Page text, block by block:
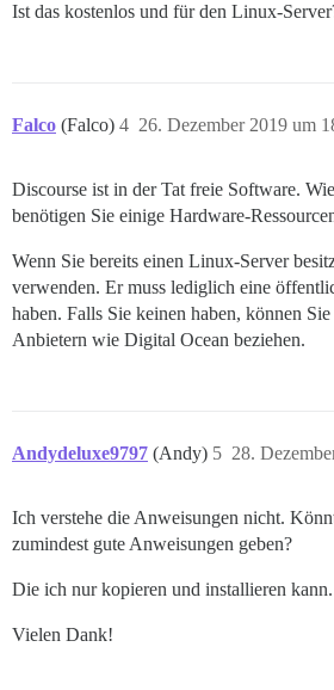
Ist das kostenlos und für den Linux-
Falco (Falco) 26. Dezember 2019 um
4
Discourse ist in der Tat freie Software.
benötigen Sie einige Hardware-
Wenn Sie bereits einen Linux-Server
verwenden. Er muss lediglich eine
haben. Falls Sie keinen haben, können
Anbietern wie Digital Ocean beziehen.
Andydeluxe9797 (Andy) 28.
5
Ich verstehe die Anweisungen nicht.
zumindest gute Anweisungen geben?
Die ich nur kopieren und installieren kann.
Vielen Dank!